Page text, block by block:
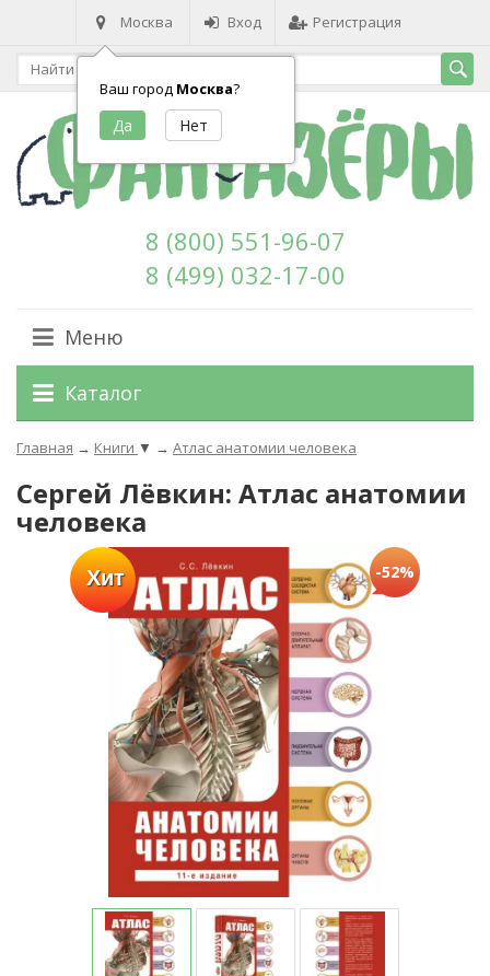
Москва
Ваш город Москва?
Вход Регистрация
8 (800) 551-96-07
8 (499) 032-17-00
Меню
Каталог
Главная → Книги ▼ → Атлас анатомии человека
Сергей Лёвкин: Атлас анатомии
человека
Хит -52%